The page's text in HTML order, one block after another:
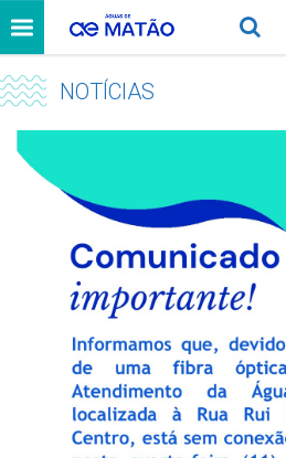
NOTÍCIAS